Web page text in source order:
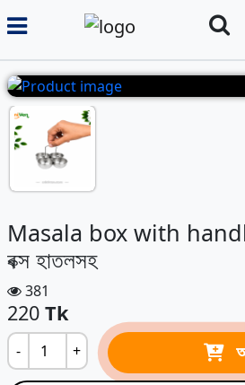
Masala box with
বক্স হাতলসহ
381
220 Tk
- +